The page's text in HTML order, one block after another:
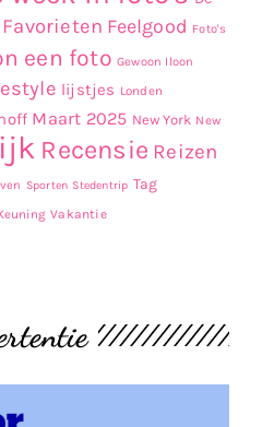
Favorieten Feelgood Foto's
een foto Gewoon Iloon
lijstjes Londen
Maart 2025 New York New
Recensie Reizen
Sporten Stedentrip Tag
Vakantie